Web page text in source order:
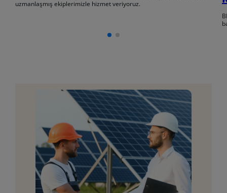
uzmanlaşmış ekiplerimizle hizmet veriyoruz.